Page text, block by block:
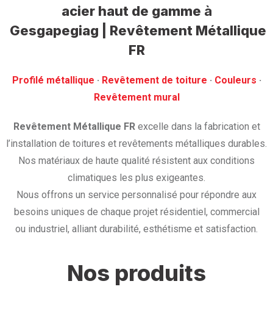
acier haut de gamme à
Gesgapegiag | Revêtement Métallique
FR
Profilé métallique · ‎ Revêtement de toiture · ‎ Couleurs ·
‎Revêtement mural
Revêtement Métallique FRexcelle dans la fabrication et
l’installation de toitures et revêtements métalliques durables.
Nos matériaux de haute qualité résistent aux conditions
climatiques les plus exigeantes.
Nous offrons un service personnalisé pour répondre aux
besoins uniques de chaque projet résidentiel, commercial
ou industriel, alliant durabilité, esthétisme et satisfaction.
Nos produits